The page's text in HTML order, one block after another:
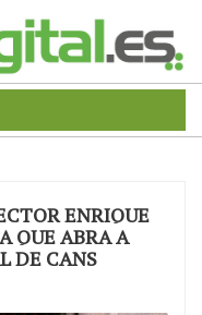
ENRIQUE
QUE ABRA A
DE CANS